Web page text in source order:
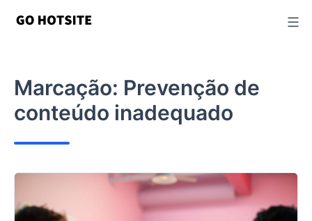
Marcação: Prevenção de
conteúdo inadequado